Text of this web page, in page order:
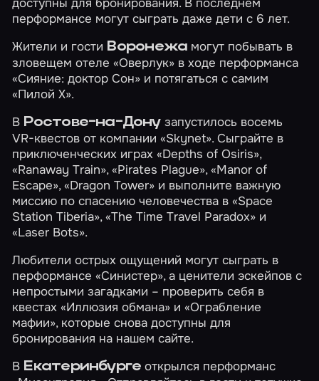
перформансе могут сыграть даже дети с 6 лет.
Жители и гости Воронежа могут побывать в
зловещем отеле «Оверлук» в ходе перформанса
«Сияние: доктор Сон» и потягаться с самим
«Пилой Х».
В Ростове-на-Донузапустилось восемь
VR-квестов от компании «Skynet». Сыграйте в
приключенческих играх«Depths of Osiris»,
«Ranaway Train»,«Pirates Plague»,«Manor of
Escape»,«Dragon Tower» и выполните важную
миссию по спасению человечества в«Space
Station Tiberia»,«The Time Travel Paradox» и
«Laser Bots».
Любители острых ощущений могут сыграть в
перформансе«Синистер», а ценители эскейпов с
непростыми загадками – проверить себя в
квестах«Иллюзия обмана» и«Ограбление
мафии», которые снова доступны для
бронирования на нашем сайте.
В Екатеринбурге открылся перформанс